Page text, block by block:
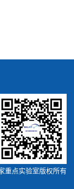
重点实验室版权所有